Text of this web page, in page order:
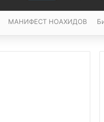
Искать
МАНИФЕСТ НОАХИДОВ